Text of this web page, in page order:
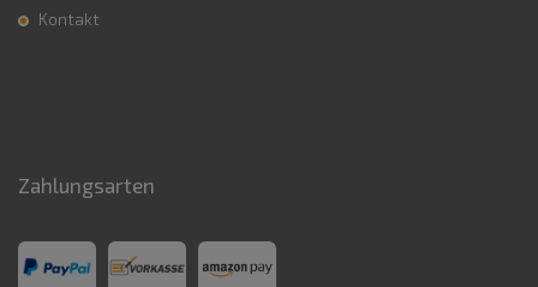
Kontakt
Zahlungsarten